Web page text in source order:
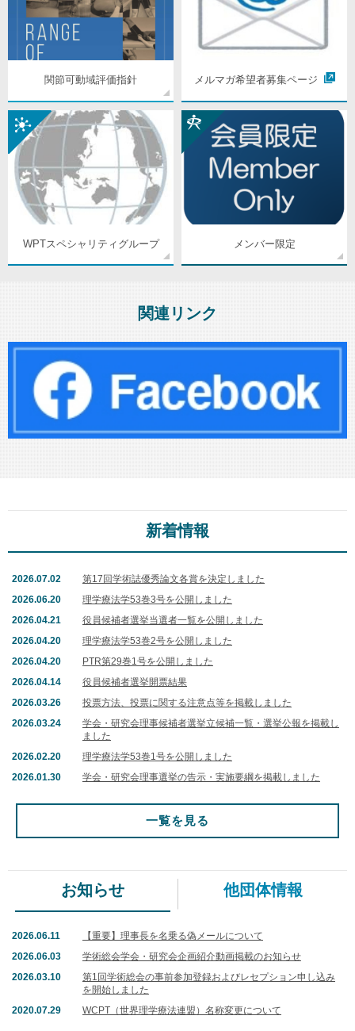
関節可動域評価指針 メルマガ希望者募集ページ
WPTスペシャリティグループ メンバー限定
関連リンク
新着情報
2026.07.02
第17回学術誌優秀論文各賞を決定しました
2026.06.20
理学療法学53巻3号を公開しました
2026.04.21
役員候補者選挙当選者一覧を公開しました
2026.04.20
理学療法学53巻2号を公開しました
2026.04.20
PTR第29巻1号を公開しました
2026.04.14
役員候補者選挙開票結果
2026.03.26
投票方法、投票に関する注意点等を掲載しました
2026.03.24
学会・研究会理事候補者選挙立候補一覧・選挙公報を掲載し
ました
2026.02.20
理学療法学53巻1号を公開しました
2026.01.30
学会・研究会理事選挙の告示・実施要綱を掲載しました
一覧を見る
お知らせ 他団体情報
2026.06.11
【重要】理事長を名乗る偽メールについて
2026.06.03
学術総会学会・研究会企画紹介動画掲載のお知らせ
2026.03.10
第1回学術総会の事前参加登録およびレセプション申し込み
を開始しました
2020.07.29
WCPT（世界理学療法連盟）名称変更について